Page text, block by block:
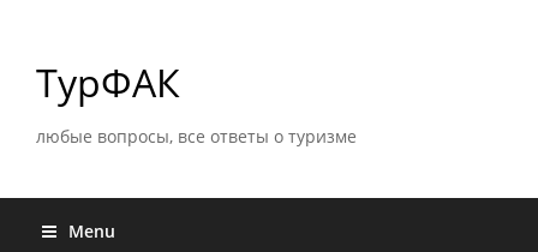
ТурФАК
любые вопросы, все ответы о туризме
Menu